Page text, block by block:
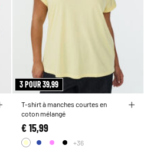
3 POUR 39,99
T-shirt à manches courtes en
coton mélangé
€ 15,99
+36